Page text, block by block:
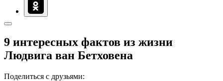
9 интересных фактов из жизни
Людвига ван Бетховена
Поделиться с друзьями: